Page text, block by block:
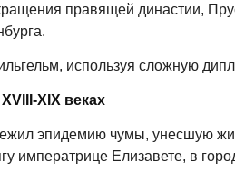
правящей династии,
используя сложную
XIX веках
эпидемию чумы, унесшую
императрице Елизавете, в